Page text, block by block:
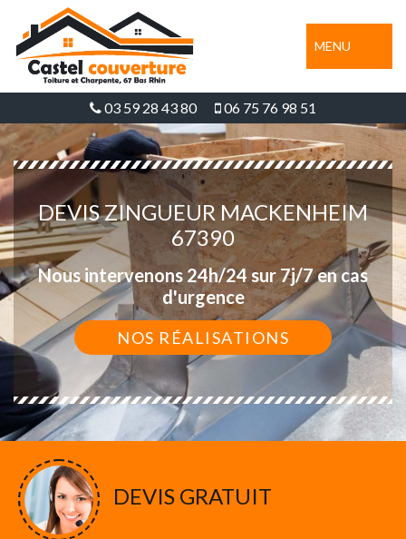
MENU
03 59 28 43 80 06 75 76 98 51
DEVIS ZINGUEUR MACKENHEIM
67390
Nous intervenons 24h/24 sur 7j/7 en cas
d'urgence
NOS RÉALISATIONS
DEVIS GRATUIT